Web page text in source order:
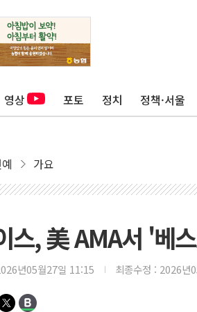
영상 포토 정치 정책·서울
가요
스, 美 AMA서 '베
년05월27일 11:15 최종수정 : 2026년